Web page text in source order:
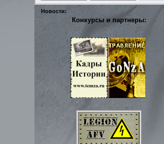
Новости:
Конкурсы и партнеры: